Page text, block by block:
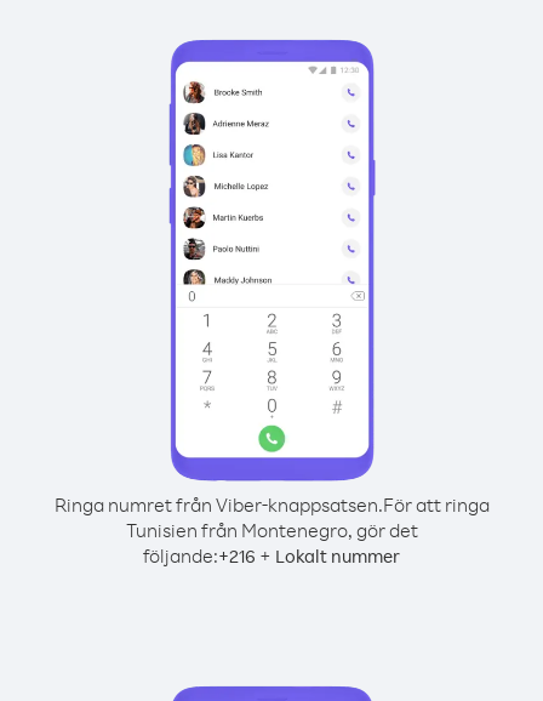
Ringa numret från Viber-knappsatsen.För att ringa
Tunisien från Montenegro, gör det
följande:+216 + Lokalt nummer